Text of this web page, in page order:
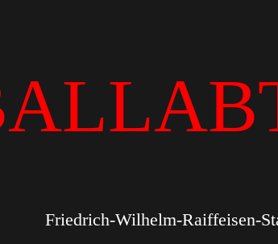
Friedrich-Wilhelm-Raiffeisen-